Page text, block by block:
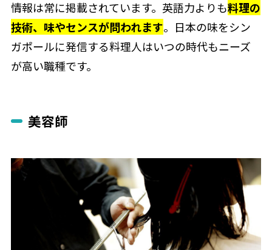
情報は常に掲載されています。英語力よりも料理の
技術、味やセンスが問われます。日本の味をシン
ガポールに発信する料理人はいつの時代もニーズ
が高い職種です。
美容師